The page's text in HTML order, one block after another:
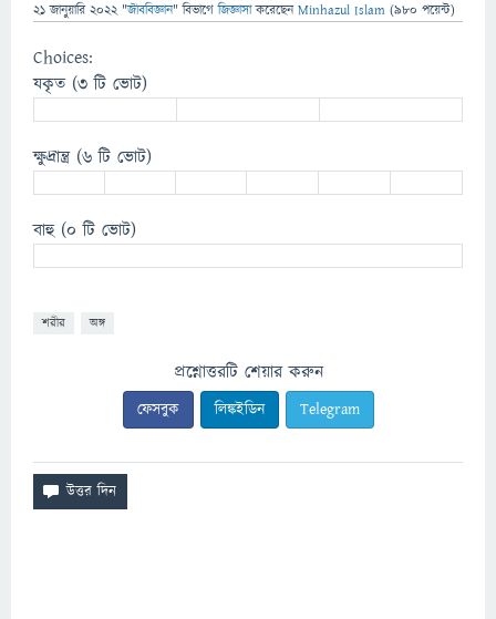
21 জানুয়ারি 2022 "জীববিজ্ঞান" বিভাগে জিজ্ঞাসাকরেছেনMinhazul Islam (980 পয়েন্ট)
Choices:
যকৃত(3 টি ভোট)
ক্ষুদ্রান্ত্র(6 টি ভোট)
বাহু(0 টি ভোট)
শরীর অঙ্গ
প্রশ্নোত্তরটি শেয়ার করুন
ফেসবুক লিঙ্কইডিন Telegram